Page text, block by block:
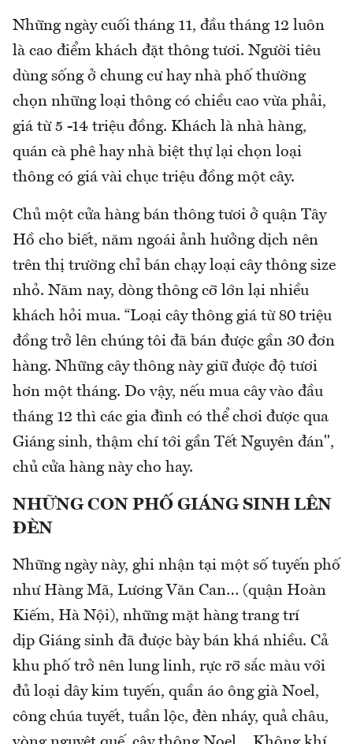
Những ngày cuối tháng 11, đầu tháng 12 luôn
là cao điểm khách đặt thông tươi. Người tiêu
dùng sống ở chung cư hay nhà phố thường
chọn những loại thông có chiều cao vừa phải,
giá từ 5 -14 triệu đồng. Khách là nhà hàng,
quán cà phê hay nhà biệt thự lại chọn loại
thông có giá vài chục triệu đồng một cây.
Chủ một cửa hàng bán thông tươi ở quận Tây
Hồ cho biết, năm ngoái ảnh hưởng dịch nên
trên thị trường chỉ bán chạy loại cây thông size
nhỏ. Năm nay, dòng thông cỡ lớn lại nhiều
khách hỏi mua. “Loại cây thông giá từ 80 triệu
đồng trở lên chúng tôi đã bán được gần 30 đơn
hàng. Những cây thông này giữ được độ tươi
hơn một tháng. Do vậy, nếu mua cây vào đầu
tháng 12 thì các gia đình có thể chơi được qua
Giáng sinh, thậm chí tới gần Tết Nguyên đán",
chủ cửa hàng này cho hay.
NHỮNG CON PHỐ GIÁNG SINH LÊN
ĐÈN
Những ngày này, ghi nhận tại một số tuyến phố
như Hàng Mã, Lương Văn Can… (quận Hoàn
Kiếm, Hà Nội), những mặt hàng trang trí
dịp Giáng sinh đã được bày bán khá nhiều. Cả
khu phố trở nên lung linh, rực rỡ sắc màu với
đủ loại dây kim tuyến, quần áo ông già Noel,
công chúa tuyết, tuần lộc, đèn nháy, quả châu,